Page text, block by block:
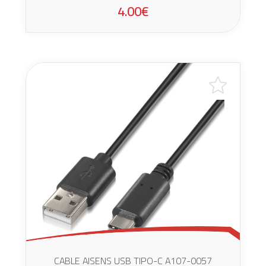
4.00€
CABLE AISENS USB TIPO-C A107-0057